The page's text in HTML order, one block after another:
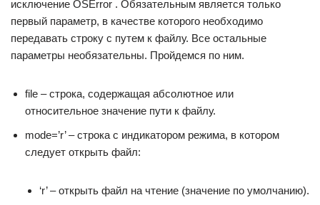
исключение OSError . Обязательным является только
первый параметр, в качестве которого необходимо
передавать строку с путем к файлу. Все остальные
параметры необязательны. Пройдемся по ним.
file – строка, содержащая абсолютное или
относительное значение пути к файлу.
mode=’r’ – строка с индикатором режима, в котором
следует открыть файл:
‘r’ – открыть файл на чтение (значение по умолчанию).